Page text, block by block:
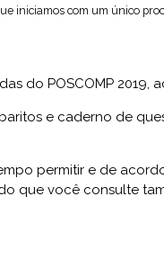
iniciamos com um único
do POSCOMP 2019,
e caderno de
permitir e de
que você consulte